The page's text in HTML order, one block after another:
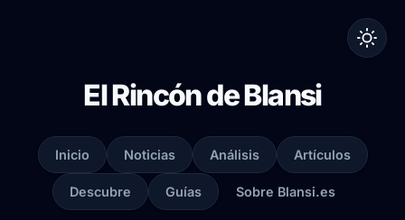
El Rincón de Blansi
Inicio Noticias Análisis Artículos
Descubre Guías Sobre Blansi.es